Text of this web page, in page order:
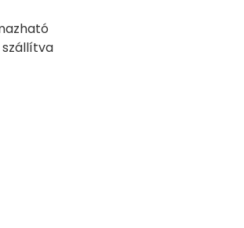
szállítva